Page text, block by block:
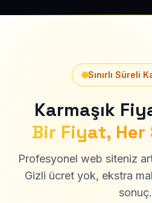
Sınırlı Süreli
Karmaşık
Bir Fiyat, Her
Profesyonel web siteniz
Gizli ücret yok, ekstra
sonuç.